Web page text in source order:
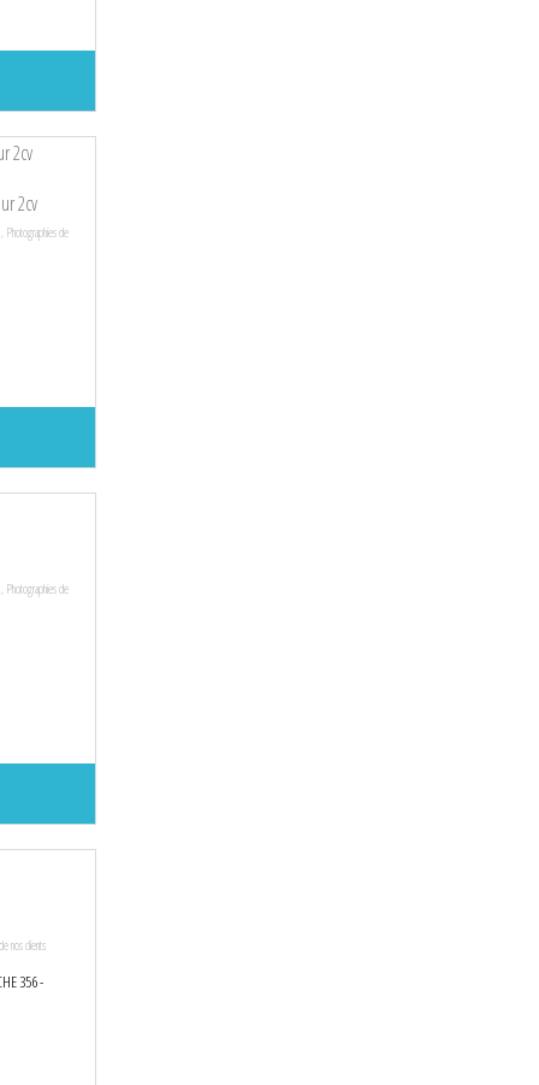
2cv
, Photographies de
, Photographies de
nos clients
356 -